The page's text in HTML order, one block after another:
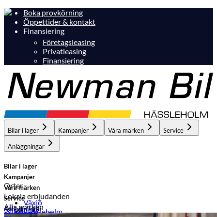
Boka provkörning
Öppettider & kontakt
Finansiering
Företagsleasing
Privatleasing
Finansiering
Bilar i lager Kampanjer Våra märken Service
Anläggningar
Bilar i lager
Orter
Växjö
Hässleholm
Kampanjer
Lokala erbjudanden
Hässleholm
Våra märken
Alla märken
Service
Anläggningar
Sälj din bil